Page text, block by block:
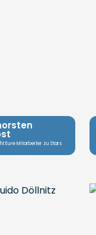
Eure Mitarbeiter zu Stars